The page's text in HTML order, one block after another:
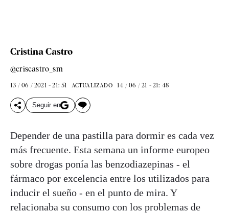
Cristina Castro
@criscastro_sm
13 / 06 / 2021 - 21: 51 ACTUALIZADO 14 / 06 / 21 - 21: 48
Seguir en
Depender de una pastilla para dormir es cada vez
más frecuente. Esta semana un informe europeo
sobre drogas ponía las benzodiazepinas - el
fármaco por excelencia entre los utilizados para
inducir el sueño - en el punto de mira. Y
relacionaba su consumo con los problemas de